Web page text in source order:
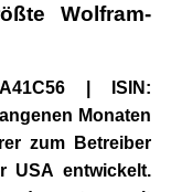
Wolfram-
| ISIN:
Monaten
zum Betreiber
USA entwickelt.